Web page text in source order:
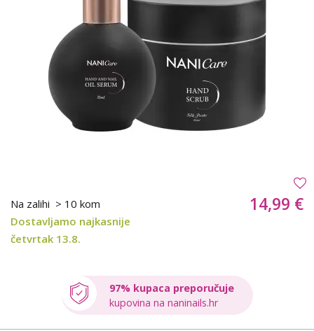
Na zalihi > 10 kom
Dostavljamo najkasnije
četvrtak 13.8.
14,99 €
97% kupaca preporučuje
kupovina na naninails.hr